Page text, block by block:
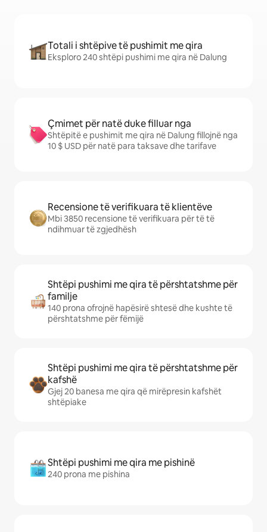
Totali i shtëpive të pushimit me qira
Eksploro 240 shtëpi pushimi me qira në Dalung
Çmimet për natë duke filluar nga
Shtëpitë e pushimit me qira në Dalung fillojnë nga
10 $ USD për natë para taksave dhe tarifave
Recensione të verifikuara të klientëve
Mbi 3850 recensione të verifikuara për të të
ndihmuar të zgjedhësh
Shtëpi pushimi me qira të përshtatshme për
familje
140 prona ofrojnë hapësirë shtesë dhe kushte të
përshtatshme për fëmijë
Shtëpi pushimi me qira të përshtatshme për
kafshë
Gjej 20 banesa me qira që mirëpresin kafshët
shtëpiake
Shtëpi pushimi me qira me pishinë
240 prona me pishina